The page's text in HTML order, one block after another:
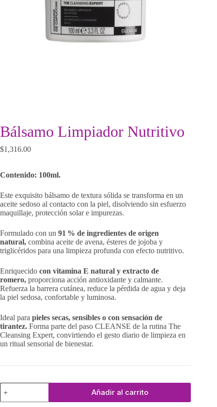
Bálsamo Limpiador Nutritivo
$1,316.00
Contenido: 100ml.
Este exquisito bálsamo de textura sólida se transforma en un
aceite sedoso al contacto con la piel, disolviendo sin esfuerzo
maquillaje, protección solar e impurezas.
Formulado con un 91 % de ingredientes de origen
natural, combina aceite de avena, ésteres de jojoba y
triglicéridos para una limpieza profunda con efecto nutritivo.
Enriquecido con vitamina E natural y extracto de
romero, proporciona acción antioxidante y calmante.
Refuerza la barrera cutánea, reduce la pérdida de agua y deja
la piel sedosa, confortable y luminosa.
Ideal para pieles secas, sensibles o con sensación de
tirantez. Forma parte del paso CLEANSE de la rutina The
Cleansing Expert, convirtiendo el gesto diario de limpieza en
un ritual sensorial de bienestar.
Bálsamo
Limpiador
Nutritivo
Añadir al carrito